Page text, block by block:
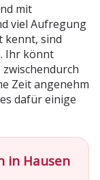
mit
viel Aufregung
kennt, sind
Ihr könnt
Zeit angenehm
dafür einige
in Hausen